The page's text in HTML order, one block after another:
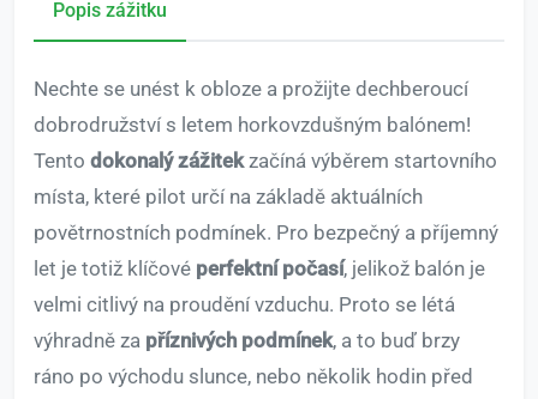
Popis zážitku
Nechte se unést k obloze a prožijte dechberoucí
dobrodružství s letem horkovzdušným balónem!
Tento dokonalý zážitekzačíná výběrem startovního
místa, které pilot určí na základě aktuálních
povětrnostních podmínek. Pro bezpečný a příjemný
let je totiž klíčové perfektní počasí, jelikož balón je
velmi citlivý na proudění vzduchu. Proto se létá
výhradně za příznivých podmínek, a to buď brzy
ráno po východu slunce, nebo několik hodin před